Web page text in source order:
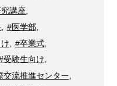
講座,
, #医学部,
#卒業式,
受験生向け
交流推進センター